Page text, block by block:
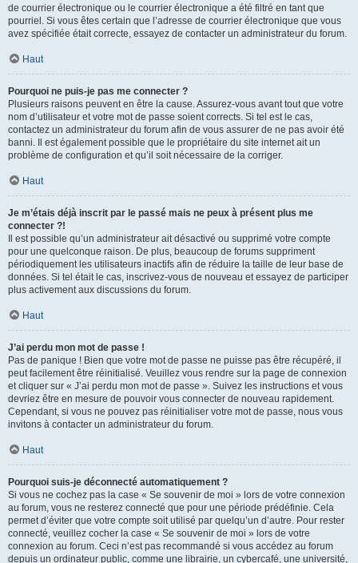
de courrier électronique ou le courrier électronique a été filtré en tant que
pourriel. Si vous êtes certain que l’adresse de courrier électronique que vous
avez spécifiée était correcte, essayez de contacter un administrateur du forum.
Haut
Pourquoi ne puis-je pas me connecter ?
Plusieurs raisons peuvent en être la cause. Assurez-vous avant tout que votre
nom d’utilisateur et votre mot de passe soient corrects. Si tel est le cas,
contactez un administrateur du forum afin de vous assurer de ne pas avoir été
banni. Il est également possible que le propriétaire du site internet ait un
problème de configuration et qu’il soit nécessaire de la corriger.
Haut
Je m’étais déjà inscrit par le passé mais ne peux à présent plus me
connecter ?!
Il est possible qu’un administrateur ait désactivé ou supprimé votre compte
pour une quelconque raison. De plus, beaucoup de forums suppriment
périodiquement les utilisateurs inactifs afin de réduire la taille de leur base de
données. Si tel était le cas, inscrivez-vous de nouveau et essayez de participer
plus activement aux discussions du forum.
Haut
J’ai perdu mon mot de passe !
Pas de panique ! Bien que votre mot de passe ne puisse pas être récupéré, il
peut facilement être réinitialisé. Veuillez vous rendre sur la page de connexion
et cliquer sur « J’ai perdu mon mot de passe ». Suivez les instructions et vous
devriez être en mesure de pouvoir vous connecter de nouveau rapidement.
Cependant, si vous ne pouvez pas réinitialiser votre mot de passe, nous vous
invitons à contacter un administrateur du forum.
Haut
Pourquoi suis-je déconnecté automatiquement ?
Si vous ne cochez pas la case « Se souvenir de moi » lors de votre connexion
au forum, vous ne resterez connecté que pour une période prédéfinie. Cela
permet d’éviter que votre compte soit utilisé par quelqu’un d’autre. Pour rester
connecté, veuillez cocher la case « Se souvenir de moi » lors de votre
connexion au forum. Ceci n’est pas recommandé si vous accédez au forum
depuis un ordinateur public, comme une librairie, un cybercafé, une université,